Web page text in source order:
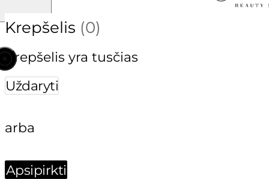
Krepšelis (0)
Krepšelis yra tusčias
Uždaryti
arba
Apsipirkti